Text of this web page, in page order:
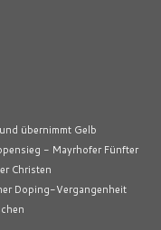
übernimmt Gelb
- Mayrhofer Fünfter
Christen
Doping-Vergangenheit